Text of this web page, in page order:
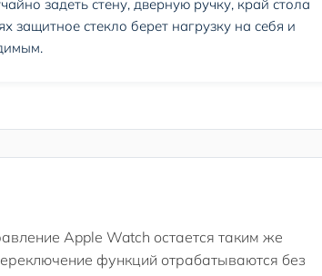
задеть стену, дверную ручку, край стола
защитное стекло берет нагрузку на себя и
Apple Watch остается таким же
функций отрабатываются без